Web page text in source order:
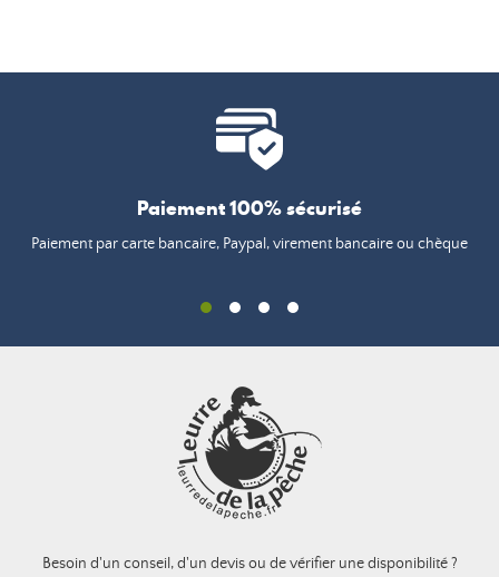
Paiement 100% sécurisé
Paiement par carte bancaire, Paypal, virement bancaire ou chèque
Besoin d'un conseil, d'un devis ou de vérifier une disponibilité ?